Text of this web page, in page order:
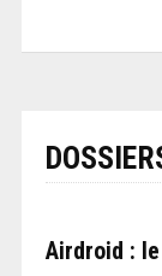
Airdroid :